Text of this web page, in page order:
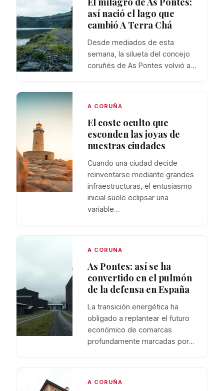
así nació el lago que
cambió A Terra Chá
Desde mediados de esta
semana, la silueta del concejo
coruñés de As Pontes volvió a…
A CORUÑA
El coste oculto que
esconden las joyas de
nuestras ciudades
Cuando una ciudad decide
reinventarse mediante grandes
infraestructuras, el entusiasmo
inicial suele eclipsar una
variable…
A CORUÑA
As Pontes: así se ha
convertido en el pulmón
de la defensa en España
La transición energética ha
obligado a replantear el futuro
económico de comarcas
profundamente marcadas por…
A CORUÑA